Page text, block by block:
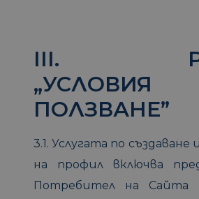
III.
ПОЛЗВАНЕ”
3.1. Услугата по
на профил включва
Потребител на Сайта